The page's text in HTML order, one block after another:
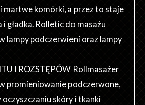
martwe komórki, a przez to staje
gładka. Rolletic do masażu
lampy podczerwieni oraz lampy
I ROZSTĘPÓW Rollmasażer
promieniowanie podczerwone,
skóry i tkanki